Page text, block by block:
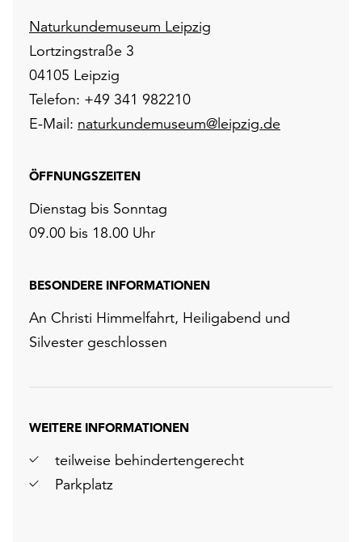
Naturkundemuseum Leipzig
Lortzingstraße 3
04105 Leipzig
Telefon: +49 341 982210
E-Mail: naturkundemuseum@leipzig.de
ÖFFNUNGSZEITEN
Dienstag bis Sonntag
09.00 bis 18.00 Uhr
BESONDERE INFORMATIONEN
An Christi Himmelfahrt, Heiligabend und
Silvester geschlossen
WEITERE INFORMATIONEN
teilweise behindertengerecht
Parkplatz